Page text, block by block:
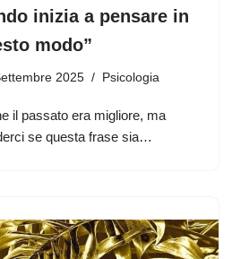
inizia a pensare in
modo”
2025 Psicologia
il passato era migliore, ma
se questa frase sia…